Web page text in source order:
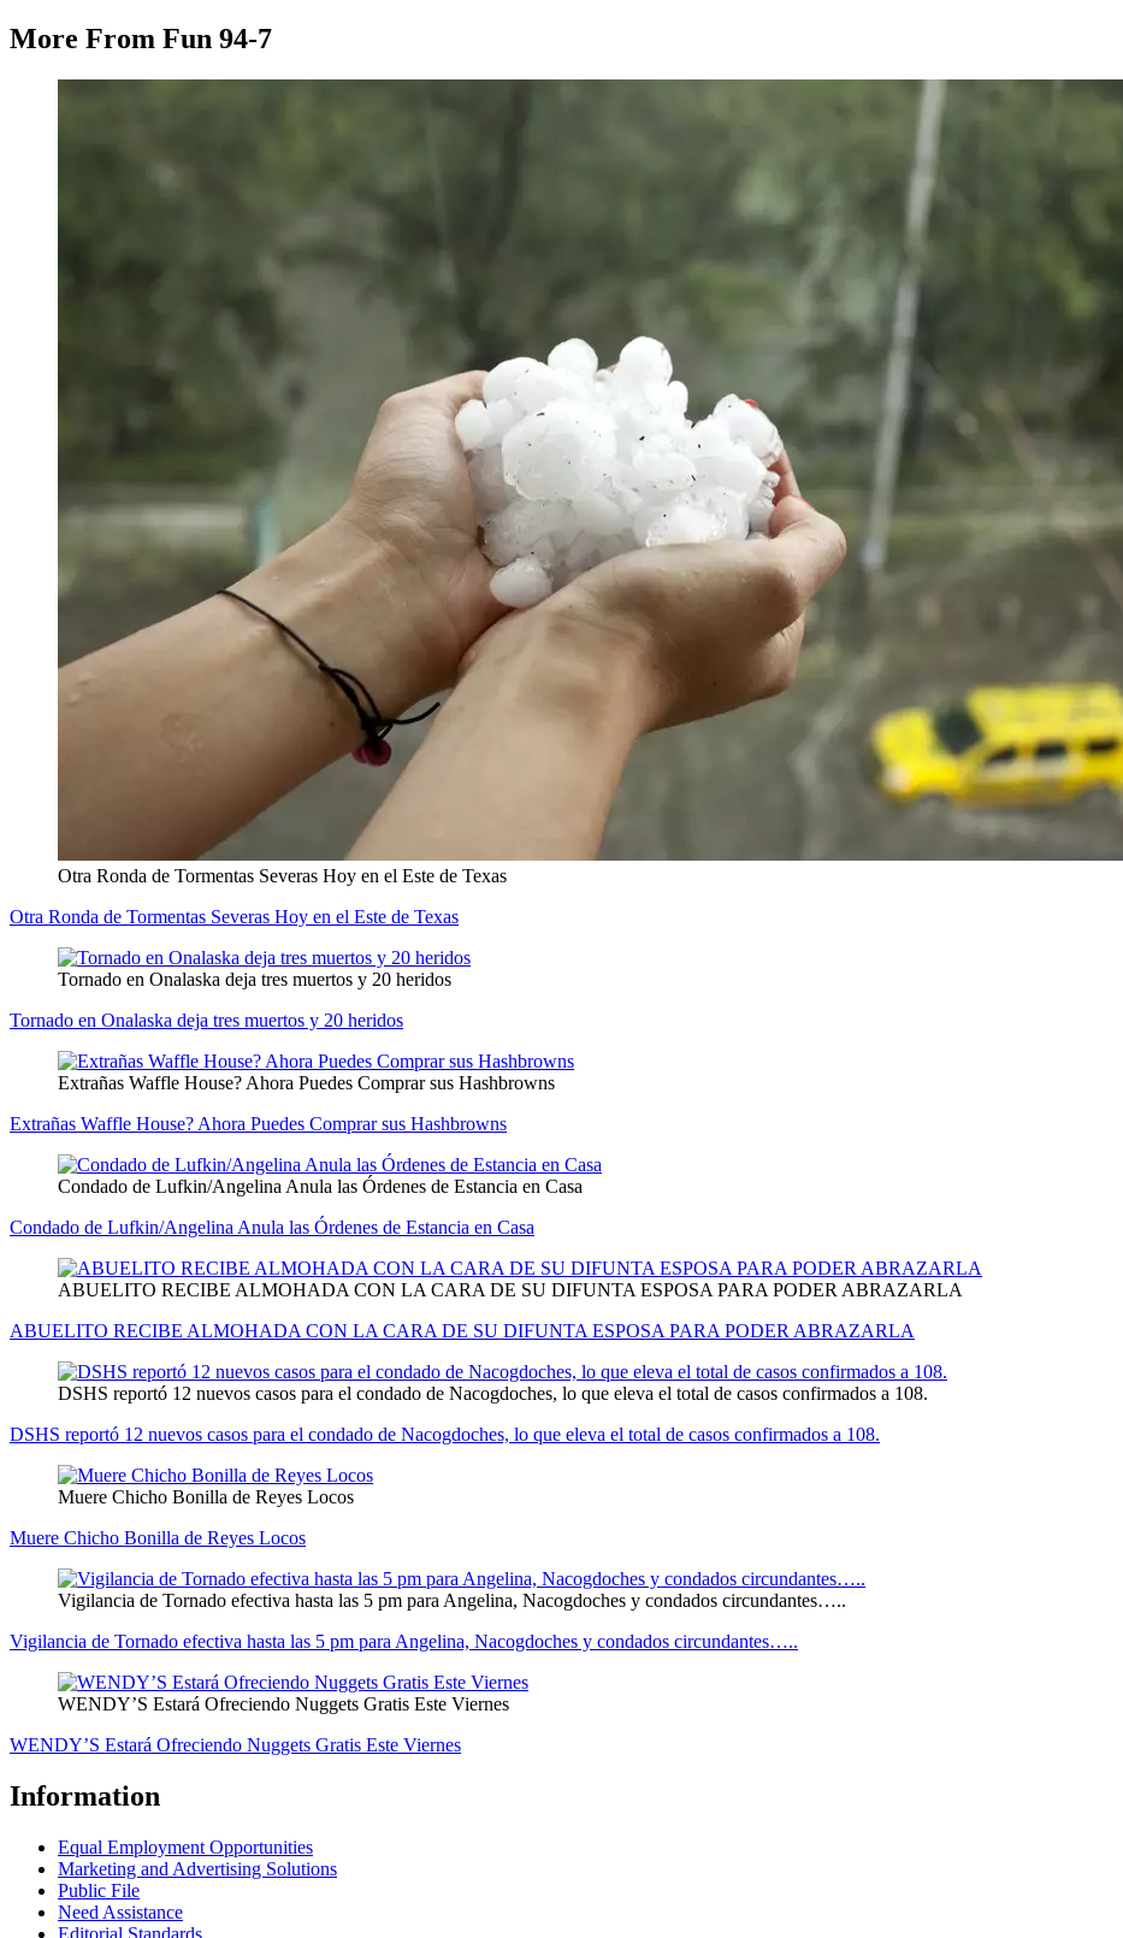
More From Fun 94-7
Otra Ronda de Tormentas Severas Hoy en el Este de Texas
Otra Ronda de Tormentas Severas Hoy en el Este de Texas
Tornado en Onalaska deja tres muertos y 20 heridos
Tornado en Onalaska deja tres muertos y 20 heridos
Extrañas Waffle House? Ahora Puedes Comprar sus Hashbrowns
Extrañas Waffle House? Ahora Puedes Comprar sus Hashbrowns
Condado de Lufkin/Angelina Anula las Órdenes de Estancia en Casa
Condado de Lufkin/Angelina Anula las Órdenes de Estancia en Casa
ABUELITO RECIBE ALMOHADA CON LA CARA DE SU DIFUNTA ESPOSA PARA PODER ABRAZARLA
ABUELITO RECIBE ALMOHADA CON LA CARA DE SU DIFUNTA ESPOSA PARA PODER ABRAZARLA
DSHS reportó 12 nuevos casos para el condado de Nacogdoches, lo que eleva el total de casos confirmados a 108.
DSHS reportó 12 nuevos casos para el condado de Nacogdoches, lo que eleva el total de casos confirmados a 108.
Muere Chicho Bonilla de Reyes Locos
Muere Chicho Bonilla de Reyes Locos
Vigilancia de Tornado efectiva hasta las 5 pm para Angelina, Nacogdoches y condados circundantes…..
Vigilancia de Tornado efectiva hasta las 5 pm para Angelina, Nacogdoches y condados circundantes…..
WENDY’S Estará Ofreciendo Nuggets Gratis Este Viernes
WENDY’S Estará Ofreciendo Nuggets Gratis Este Viernes
Information
Equal Employment Opportunities
Marketing and Advertising Solutions
Public File
Need Assistance
Editorial Standards